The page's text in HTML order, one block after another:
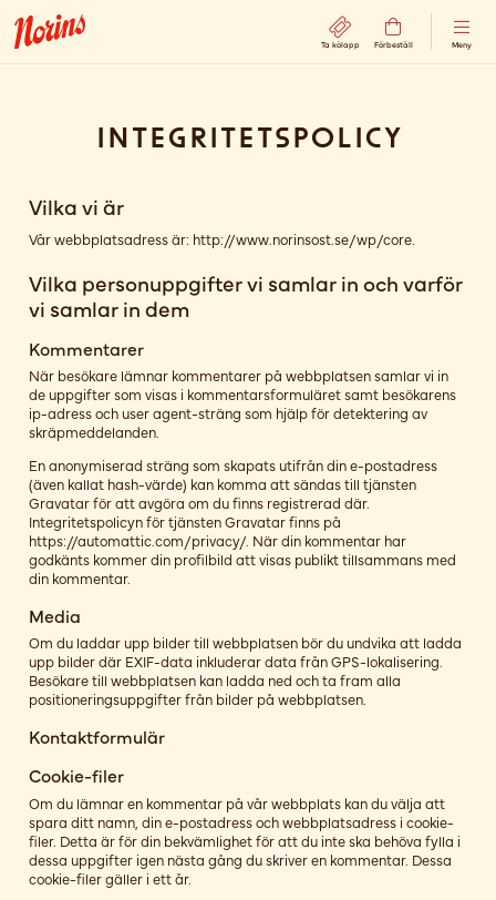
Ta kölapp Förbeställ Meny
Integritetspolicy
Vilka vi är
Vår webbplatsadress är: http://www.norinsost.se/wp/core.
Vilka personuppgifter vi samlar in och varför
vi samlar in dem
Kommentarer
När besökare lämnar kommentarer på webbplatsen samlar vi in
de uppgifter som visas i kommentarsformuläret samt besökarens
ip-adress och user agent-sträng som hjälp för detektering av
skräpmeddelanden.
En anonymiserad sträng som skapats utifrån din e-postadress
(även kallat hash-värde) kan komma att sändas till tjänsten
Gravatar för att avgöra om du finns registrerad där.
Integritetspolicyn för tjänsten Gravatar finns på
https://automattic.com/privacy/. När din kommentar har
godkänts kommer din profilbild att visas publikt tillsammans med
din kommentar.
Media
Om du laddar upp bilder till webbplatsen bör du undvika att ladda
upp bilder där EXIF-data inkluderar data från GPS-lokalisering.
Besökare till webbplatsen kan ladda ned och ta fram alla
positioneringsuppgifter från bilder på webbplatsen.
Kontaktformulär
Cookie-filer
Om du lämnar en kommentar på vår webbplats kan du välja att
spara ditt namn, din e-postadress och webbplatsadress i cookie-
filer. Detta är för din bekvämlighet för att du inte ska behöva fylla i
dessa uppgifter igen nästa gång du skriver en kommentar. Dessa
cookie-filer gäller i ett år.